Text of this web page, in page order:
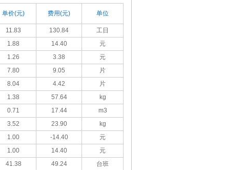
单价(元) 费用(元) 单位
11.83 130.84 工日
1.88 14.40
元
1.26 3.38
元
7.80 9.05
片
8.04 4.42
片
1.38 57.64
kg
0.71 17.44
m3
3.52 23.90
kg
1.00 -14.40 元
1.00 14.40
元
41.38 49.24
台班